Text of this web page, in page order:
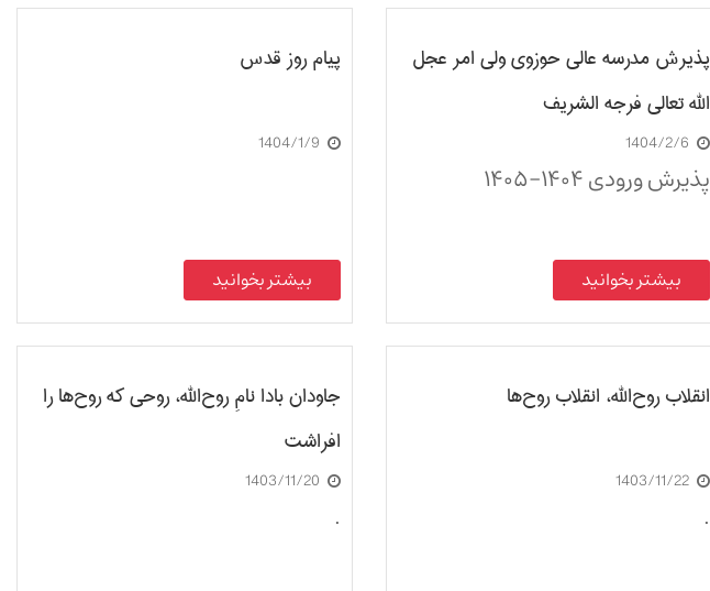
پذیرش مدرسه عالی حوزوی ولی امر عجل
الله تعالی فرجه الشریف
1404/2/6
پذیرش ورودی ۱۴۰۴-۱۴۰۵
بیشتر بخوانید
پیام روز قدس
1404/1/9
بیشتر بخوانید
انقلاب روح‌الله، انقلاب روح‌ها
1403/11/22
.
جاودان بادا نامِ روح‌الله، روحی که روح‌ها را
افراشت
1403/11/20
.